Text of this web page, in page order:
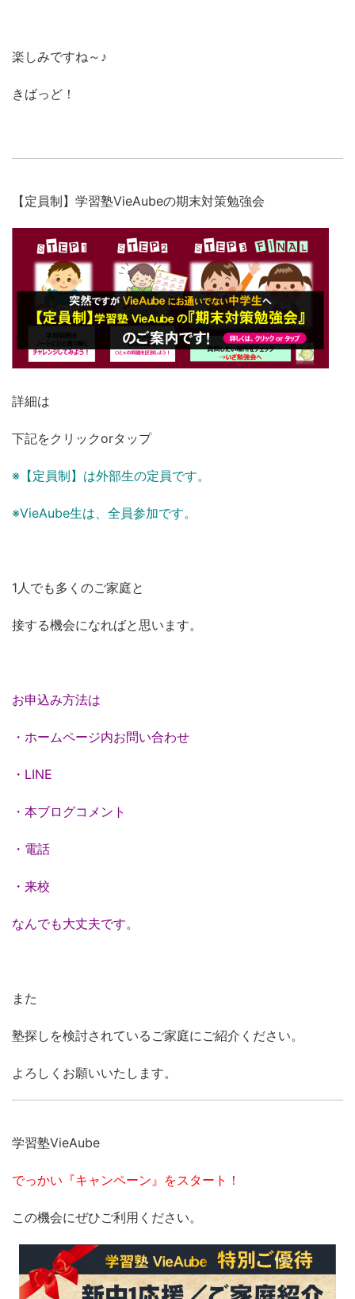
楽しみですね～♪
きばっど！
【定員制】学習塾VieAubeの期末対策勉強会
詳細は
下記をクリックorタップ
※【定員制】は外部生の定員です。
※VieAube生は、全員参加です。
1人でも多くのご家庭と
接する機会になればと思います。
お申込み方法は
・ホームページ内お問い合わせ
・LINE
・本ブログコメント
・電話
・来校
なんでも大丈夫です。
また
塾探しを検討されているご家庭にご紹介ください。
よろしくお願いいたします。
学習塾VieAube
でっかい『キャンペーン』をスタート！
この機会にぜひご利用ください。